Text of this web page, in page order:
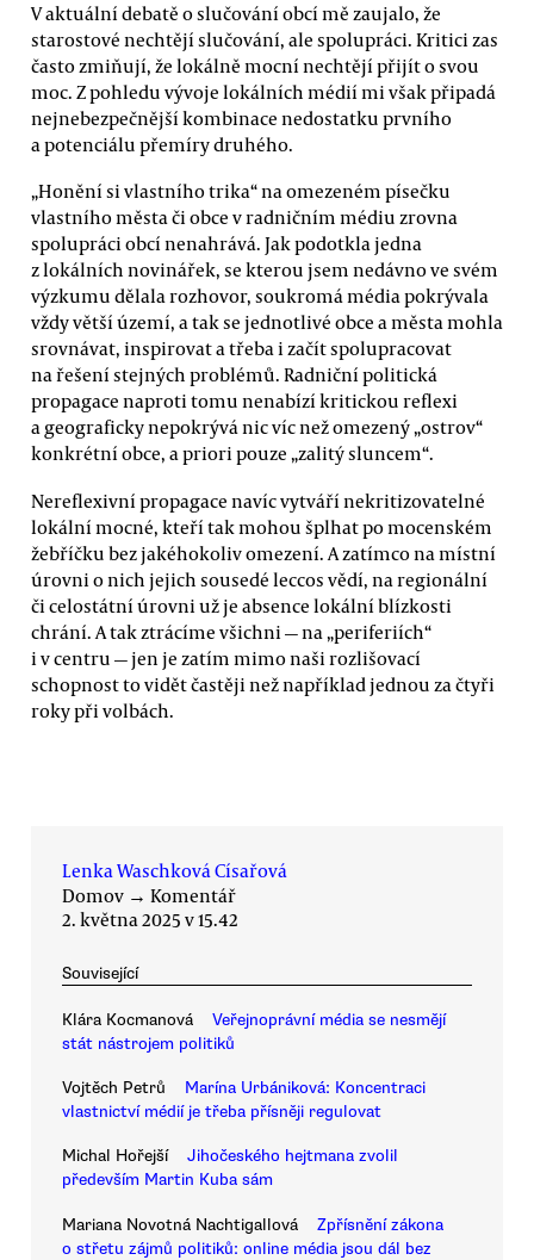
V aktuální debatě o slučování obcí mě zaujalo, že
starostové nechtějí slučování, ale spolupráci. Kritici zas
často zmiňují, že lokálně mocní nechtějí přijít o svou
moc. Z pohledu vývoje lokálních médií mi však připadá
nejnebezpečnější kombinace nedostatku prvního
a potenciálu přemíry druhého.
„Honění si vlastního trika“ na omezeném písečku
vlastního města či obce v radničním médiu zrovna
spolupráci obcí nenahrává. Jak podotkla jedna
z lokálních novinářek, se kterou jsem nedávno ve svém
výzkumu dělala rozhovor, soukromá média pokrývala
vždy větší území, a tak se jednotlivé obce a města mohla
srovnávat, inspirovat a třeba i začít spolupracovat
na řešení stejných problémů. Radniční politická
propagace naproti tomu nenabízí kritickou reflexi
a geograficky nepokrývá nic víc než omezený „ostrov“
konkrétní obce, a priori pouze „zalitý sluncem“.
Nereflexivní propagace navíc vytváří nekritizovatelné
lokální mocné, kteří tak mohou šplhat po mocenském
žebříčku bez jakéhokoliv omezení. A zatímco na místní
úrovni o nich jejich sousedé leccos vědí, na regionální
či celostátní úrovni už je absence lokální blízkosti
chrání. A tak ztrácíme všichni — na „periferiích“
i v centru — jen je zatím mimo naši rozlišovací
schopnost to vidět častěji než například jednou za čtyři
roky při volbách.
Lenka Waschková Císařová
Domov → Komentář
2. května 2025 v 15.42
Související
Klára Kocmanová
Veřejnoprávní média se nesmějí
stát nástrojem politiků
Vojtěch Petrů
Marína Urbániková: Koncentraci
vlastnictví médií je třeba přísněji regulovat
Michal Hořejší
Jihočeského hejtmana zvolil
především Martin Kuba sám
Mariana Novotná Nachtigallová
Zpřísnění zákona
o střetu zájmů politiků: online média jsou dál bez